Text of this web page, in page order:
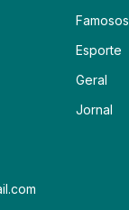
Famosos
Esporte
Geral
Jornal